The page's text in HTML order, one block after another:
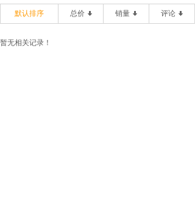
默认排序 总价 销量 评论
暂无相关记录！